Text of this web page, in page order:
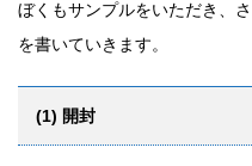
ぼくもサンプルをいただき、
を書いていきます。
(1) 開封